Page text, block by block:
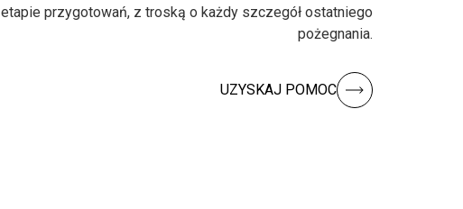
etapie przygotowań, z troską o każdy szczegół ostatniego
pożegnania.
UZYSKAJ POMOC